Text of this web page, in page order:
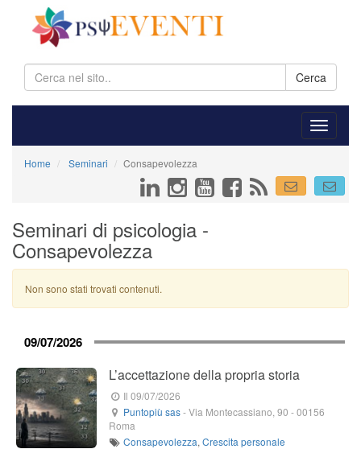
Cerca
Home Seminari Consapevolezza
Seminari di psicologia -
Consapevolezza
Non sono stati trovati contenuti.
09/07/2026
L’accettazione della propria storia
Il 09/07/2026
Puntopiù sas-Via Montecassiano, 90 -00156
Roma
Consapevolezza,Crescita personale